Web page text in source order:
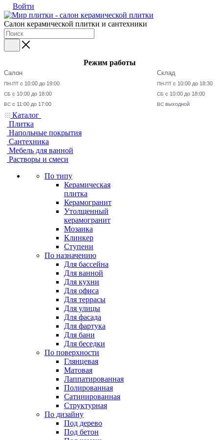
Войти
Салон керамической плитки и сантехники
Режим работы
Салон
ПН-ПТ с 10:00 до 19:00
СБ с 10:00 до 18:00
ВС с 11:00 до 17:00
Склад
ПН-ПТ с 10:00 до 18:30
СБ с 10:00 до 18:00
ВС выходной
Каталог
Плитка
Напольные покрытия
Сантехника
Мебель для ванной
Растворы и смеси
По типу
Керамическая
плитка
Керамогранит
Утолщенный
керамогранит
Мозаика
Клинкер
Ступени
По назначению
Для бассейна
Для ванной
Для кухни
Для офиса
Для террасы
Для улицы
Для фасада
Для фартука
Для бани
Для беседки
По поверхности
Глянцевая
Матовая
Лаппатированная
Полированная
Сатинированная
Структурная
По дизайну
Под дерево
Под бетон